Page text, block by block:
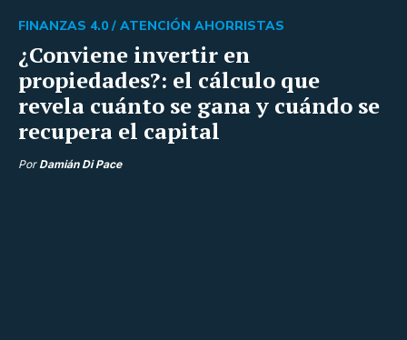
¿Conviene invertir en
propiedades?: el cálculo que
revela cuánto se gana y cuándo se
recupera el capital
FINANZAS 4.0 / ATENCIÓN AHORRISTAS
Por Damián Di Pace